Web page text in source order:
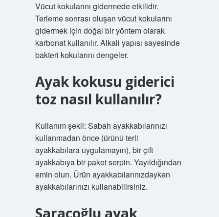
Vücut kokularını gidermede etkilidir.
Terleme sonrası oluşan vücut kokularını
gidermek için doğal bir yöntem olarak
karbonat kullanılır. Alkali yapısı sayesinde
bakteri kokularını dengeler.
Ayak kokusu giderici
toz nasıl kullanılır?
Kullanım şekli: Sabah ayakkabılarınızı
kullanmadan önce (ürünü terli
ayakkabılara uygulamayın), bir çift
ayakkabıya bir paket serpin. Yayıldığından
emin olun. Ürün ayakkabılarınızdayken
ayakkabılarınızı kullanabilirsiniz.
Saraçoğlu ayak